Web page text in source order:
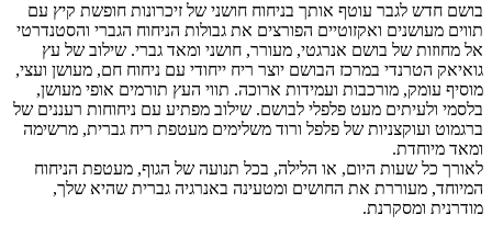
בושם חדש לגבר עוטף אותך בניחוח חושני של זיכרונות חופשת קיץ עם
תווים מעושנים ואקזוטיים הפורצים את גבולות הניחוח הגברי והסטנדרטי
אל מחוזות של בושם אנרגטי, מעורר, חושני ומאד גברי. שילוב של עץ
גואיאק הטרנדי במרכז הבושם יוצר ריח ייחודי עם ניחוח חם, מעושן ועצי,
מוסיף עומק, מורכבות ועמידות ארוכה. תווי העץ תורמים אופי מעושן,
בלסמי ולעיתים מעט פלפלי לבושם. שילוב מפתיע עם ניחוחות רעננים של
ברגמוט ועוקצניות של פלפל ורוד משלימים מעטפת ריח גברית, מרשימה
ומאד מיוחדת.
לאורך כל שעות היום, או הלילה, בכל תנועה של הגוף, מעטפת הניחוח
המיוחד, מעוררת את החושים ומטעינה באנרגיה גברית שהיא שלך,
מודרנית ומסקרנת.